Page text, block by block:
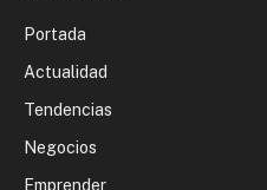
Portada
Actualidad
Tendencias
Negocios
Emprender